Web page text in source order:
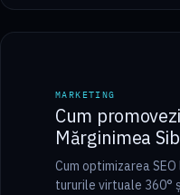
MARKETING
Cum
Mărginimea
Cum optimizarea
tururile virtuale 360°